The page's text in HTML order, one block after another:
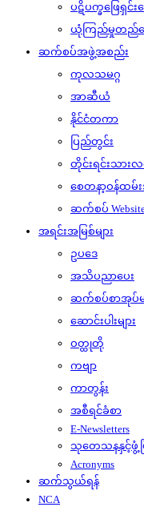
ပဋိပက္ခဖြေရှင်း
ယုံကြည်မှုတည်ဆ
ဆက်စပ်အဖွဲ့အစည်း
ကုလသမဂ္ဂ
အာဆီယံ
နိုင်ငံတကာ
ပြည်တွင်း
တိုင်းရင်းသား
စေတနာ့ဝန်ထမ်
ဆက်စပ် Website
အရင်းအမြစ်များ
ဥပဒေ
အသိပညာပေး
ဆက်စပ်စာအုပ်မ
ဆောင်းပါးများ
ဝတ္ထုတို
ကဗျာ
ကာတွန်း
အစီရင်ခံစာ
E-Newsletters
သုတေသနနှင့်ဖွံ့
Acronyms
ဆက်သွယ်ရန်
NCA